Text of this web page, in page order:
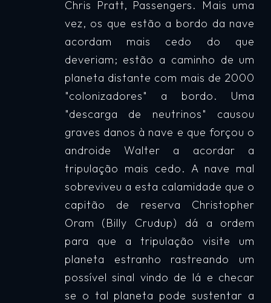
Chris Pratt, Passengers. Mais uma
vez, os que estão a bordo da nave
acordam mais cedo do que
deveriam; estão a caminho de um
planeta distante com mais de 2000
"colonizadores" a bordo. Uma
"descarga de neutrinos" causou
graves danos à nave e que forçou o
androide Walter a acordar a
tripulação mais cedo. A nave mal
sobreviveu a esta calamidade que o
capitão de reserva Christopher
Oram (Billy Crudup) dá a ordem
para que a tripulação visite um
planeta estranho rastreando um
possível sinal vindo de lá e checar
se o tal planeta pode sustentar a